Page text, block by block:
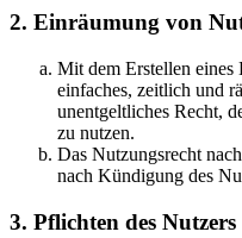
2. Einräumung von
Mit dem Erstellen eines
einfaches, zeitlich und
unentgeltliches Recht,
zu nutzen.
Das Nutzungsrecht
nach Kündigung des
3. Pflichten des Nutzers